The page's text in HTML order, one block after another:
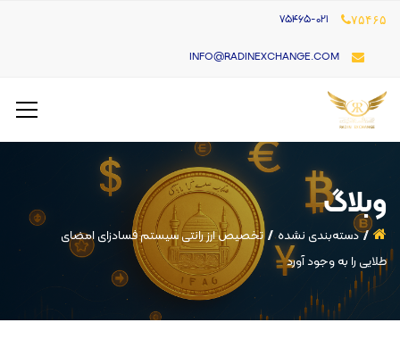
۷۵۴۶۵
INFO@RADINEXCHANGE.COM
وبلاگ
دسته‌بندی نشده
تخصیص ارز رانتی سیستم فسادزای امضای
طلایی را به وجود آورد